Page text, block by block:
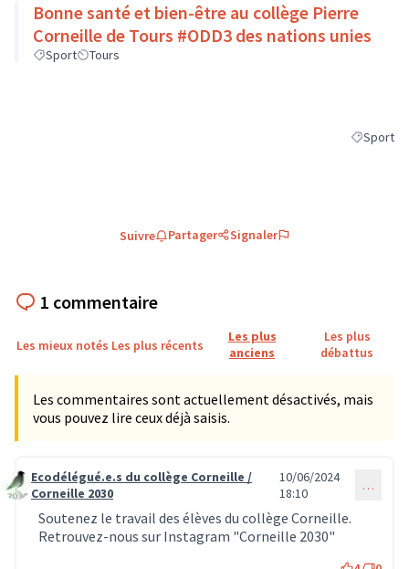
Bonne santé et bien-être au collège Pierre
Corneille de Tours #ODD3 des nations unies
Sport Tours
Filtrer les
Sport
Suivre Partager Signaler
1 commentaire
Les mieux notés Les plus récents
Les plus
anciens
Les plus
débattus
Les commentaires sont actuellement désactivés, mais
vous pouvez lire ceux déjà saisis.
Commentaire 573
Ecodélégué.e.s du collège Corneille /
Corneille 2030
10/06/2024
18:10
…
Soutenez le travail des élèves du collège Corneille.
Retrouvez-nous sur Instagram "Corneille 2030"